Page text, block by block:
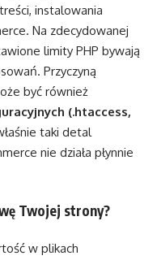
instalowania
Na zdecydowanej
limity PHP bywają
Przyczyną
być również
(.htaccess,
taki detal
nie działa płynnie
Twojej strony?
w plikach